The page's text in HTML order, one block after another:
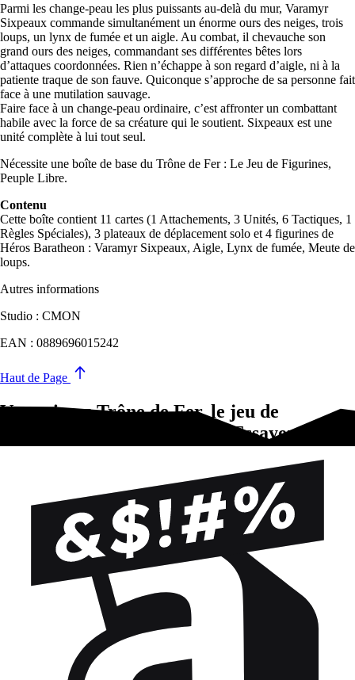
Parmi les change-peau les plus puissants au-delà du mur, Varamyr
Sixpeaux commande simultanément un énorme ours des neiges, trois
loups, un lynx de fumée et un aigle. Au combat, il chevauche son
grand ours des neiges, commandant ses différentes bêtes lors
d’attaques coordonnées. Rien n’échappe à son regard d’aigle, ni à la
patiente traque de son fauve. Quiconque s’approche de sa personne fait
face à une mutilation sauvage.
Faire face à un change-peau ordinaire, c’est affronter un combattant
habile avec la force de sa créature qui le soutient. Sixpeaux est une
unité complète à lui tout seul.
Nécessite une boîte de base du Trône de Fer : Le Jeu de Figurines,
Peuple Libre.
Contenu
Cette boîte contient 11 cartes (1 Attachements, 3 Unités, 6 Tactiques, 1
Règles Spéciales), 3 plateaux de déplacement solo et 4 figurines de
Héros Baratheon : Varamyr Sixpeaux, Aigle, Lynx de fumée, Meute de
loups.
Autres informations
Studio : CMON
EAN : 0889696015242
Haut de Page
Vous aimez Trône de Fer, le jeu de
figurines : Varamyr [PL21]?Essayez-ça !